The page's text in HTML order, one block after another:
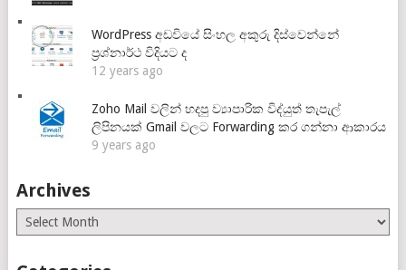
WordPress අඩවියේ සිංහල අකුරු දිස්වෙන්නේ
ප්‍රශ්නාර්ථ විදියට ද
12 years ago
Zoho Mail වලින් හදපු ව්‍යාපාරික විද්යුත් තැපැල්
ලිපිනයක් Gmail වලට Forwarding කර ගන්නා ආකාරය
9 years ago
Archives
Archives